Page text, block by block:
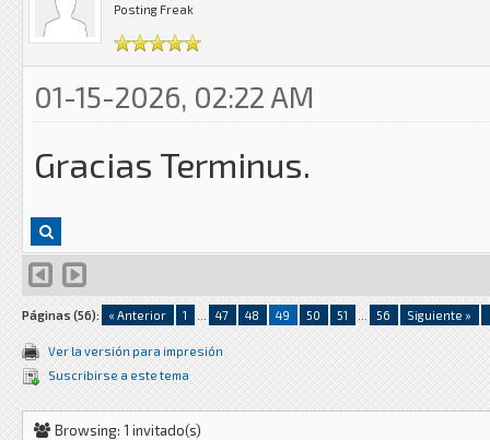
Posting Freak
01-15-2026, 02:22 AM
Gracias Terminus.
Páginas (56): « Anterior 1 ... 47 48 49 50 51 ... 56 Siguiente »
Ver la versión para impresión
Suscribirse a este tema
Browsing: 1 invitado(s)